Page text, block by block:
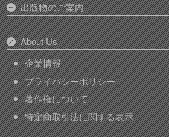
出版物のご案内
About Us
企業情報
プライバシーポリシー
著作権について
特定商取引法に関する表示